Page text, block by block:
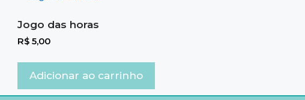
Jogo das horas
R$ 5,00
Adicionar ao carrinho